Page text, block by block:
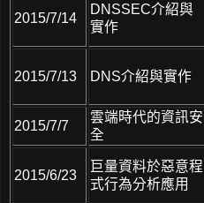
2015/7/14
DNSSEC介紹與
實作
2015/7/13 DNS介紹與實作
2015/7/7
雲端時代的資訊安
全
2015/6/23
巨量資料於惡意程
式行為分析應用